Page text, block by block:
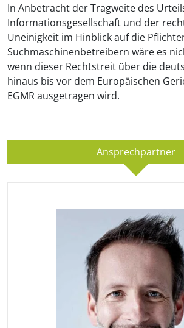
In Anbetracht der Tragweite des
Informationsgesellschaft und der
Uneinigkeit im Hinblick auf die
Suchmaschinenbetreibern wäre es
wenn dieser Rechtstreit über die
hinaus bis vor dem Europäischen
EGMR ausgetragen wird.
Ansprechpartner